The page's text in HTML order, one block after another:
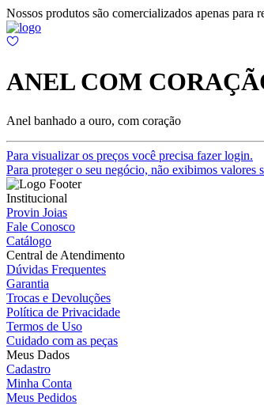
Nossos produtos são comercializados apenas para
ANEL COM
Anel banhado a ouro, com coração
Para visualizar os preços você precisa fazer login.
Para proteger o seu negócio, não exibimos
Institucional
Provin Joias
Fale Conosco
Catálogo
Central de Atendimento
Dúvidas Frequentes
Garantia
Trocas e Devoluções
Política de Privacidade
Termos de Uso
Cuidado com as peças
Meus Dados
Cadastro
Minha Conta
Meus Pedidos